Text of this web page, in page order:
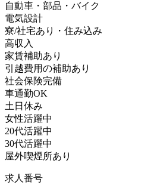
自動車・部品・バイク
電気設計
寮/社宅あり・住み込み
高収入
家賃補助あり
引越費用の補助あり
社会保険完備
車通勤OK
土日休み
女性活躍中
20代活躍中
30代活躍中
屋外喫煙所あり
求人番号